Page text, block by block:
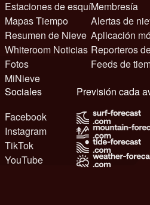
Estaciones de esquí
Mapas Tiempo
Resumen de Nieve
Whiteroom Noticias
Fotos
MiNieve
Membresía
Alertas de
Aplicación
Reporteros
Feeds de
Sociales
Facebook
Instagram
TikTok
YouTube
Previsión cada